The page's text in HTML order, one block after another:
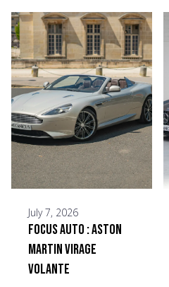
July 7, 2026
Focus Auto : Aston
Martin Virage
Volante